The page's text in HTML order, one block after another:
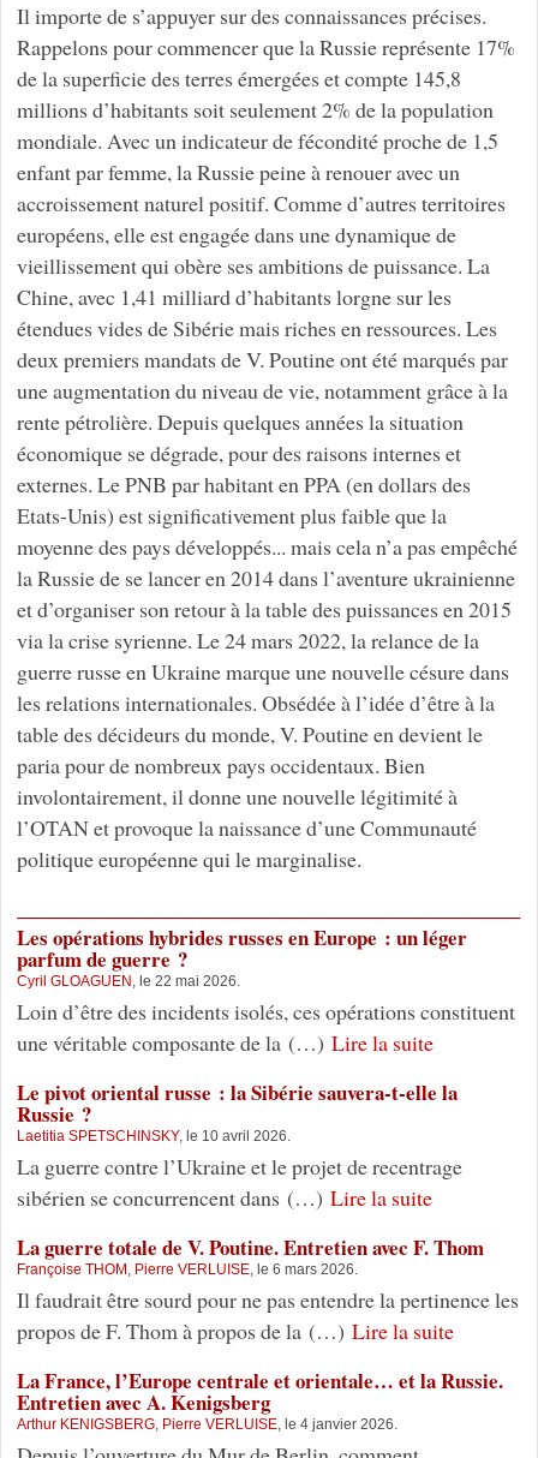
Il importe de s’appuyer sur des connaissances précises.
Rappelons pour commencer que la Russie représente 17%
de la superficie des terres émergées et compte 145,8
millions d’habitants soit seulement 2% de la population
mondiale. Avec un indicateur de fécondité proche de 1,5
enfant par femme, la Russie peine à renouer avec un
accroissement naturel positif. Comme d’autres territoires
européens, elle est engagée dans une dynamique de
vieillissement qui obère ses ambitions de puissance. La
Chine, avec 1,41 milliard d’habitants lorgne sur les
étendues vides de Sibérie mais riches en ressources. Les
deux premiers mandats de V. Poutine ont été marqués par
une augmentation du niveau de vie, notamment grâce à la
rente pétrolière. Depuis quelques années la situation
économique se dégrade, pour des raisons internes et
externes. Le PNB par habitant en PPA (en dollars des
Etats-Unis) est significativement plus faible que la
moyenne des pays développés... mais cela n’a pas empêché
la Russie de se lancer en 2014 dans l’aventure ukrainienne
et d’organiser son retour à la table des puissances en 2015
via la crise syrienne. Le 24 mars 2022, la relance de la
guerre russe en Ukraine marque une nouvelle césure dans
les relations internationales. Obsédée à l’idée d’être à la
table des décideurs du monde, V. Poutine en devient le
paria pour de nombreux pays occidentaux. Bien
involontairement, il donne une nouvelle légitimité à
l’OTAN et provoque la naissance d’une Communauté
politique européenne qui le marginalise.
Les opérations hybrides russes en Europe : un léger
parfum de guerre ?
Cyril GLOAGUEN , le 22 mai 2026.
Loin d’être des incidents isolés, ces opérations constituent
une véritable composante de la (…) Lire la suite
Le pivot oriental russe : la Sibérie sauvera-t-elle la
Russie ?
Laetitia SPETSCHINSKY, le 10 avril 2026.
La guerre contre l’Ukraine et le projet de recentrage
sibérien se concurrencent dans (…) Lire la suite
La guerre totale de V. Poutine. Entretien avec F. Thom
Françoise THOM Pierre VERLUISE , le 6 mars 2026.
Il faudrait être sourd pour ne pas entendre la pertinence les
propos de F. Thom à propos de la (…) Lire la suite
La France, l’Europe centrale et orientale… et la Russie.
Entretien avec A. Kenigsberg
Arthur KENIGSBERG, Pierre VERLUISE , le 4 janvier 2026.